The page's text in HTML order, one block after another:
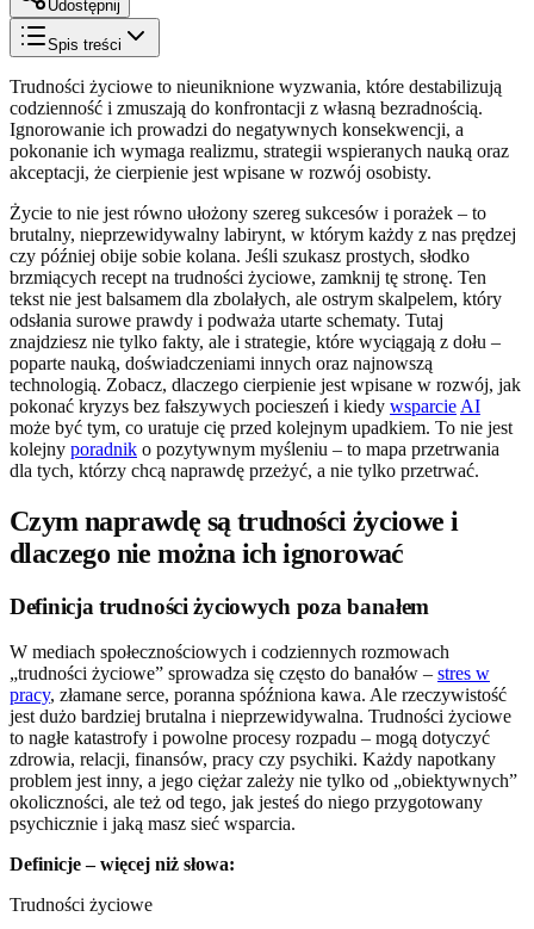
Udostępnij
Spis treści
Trudności życiowe to nieuniknione wyzwania, które destabilizują
codzienność i zmuszają do konfrontacji z własną bezradnością.
Ignorowanie ich prowadzi do negatywnych konsekwencji, a
pokonanie ich wymaga realizmu, strategii wspieranych nauką oraz
akceptacji, że cierpienie jest wpisane w rozwój osobisty.
Życie to nie jest równo ułożony szereg sukcesów i porażek – to
brutalny, nieprzewidywalny labirynt, w którym każdy z nas prędzej
czy później obije sobie kolana. Jeśli szukasz prostych, słodko
brzmiących recept na trudności życiowe, zamknij tę stronę. Ten
tekst nie jest balsamem dla zbolałych, ale ostrym skalpelem, który
odsłania surowe prawdy i podważa utarte schematy. Tutaj
znajdziesz nie tylko fakty, ale i strategie, które wyciągają z dołu –
poparte nauką, doświadczeniami innych oraz najnowszą
technologią. Zobacz, dlaczego cierpienie jest wpisane w rozwój, jak
pokonać kryzys bez fałszywych pocieszeń i kiedy wsparcie AI
może być tym, co uratuje cię przed kolejnym upadkiem. To nie jest
kolejny poradnik o pozytywnym myśleniu – to mapa przetrwania
dla tych, którzy chcą naprawdę przeżyć, a nie tylko przetrwać.
Czym naprawdę są trudności życiowe i
dlaczego nie można ich ignorować
Definicja trudności życiowych poza banałem
W mediach społecznościowych i codziennych rozmowach
„trudności życiowe” sprowadza się często do banałów – stres w
pracy, złamane serce, poranna spóźniona kawa. Ale rzeczywistość
jest dużo bardziej brutalna i nieprzewidywalna. Trudności życiowe
to nagłe katastrofy i powolne procesy rozpadu – mogą dotyczyć
zdrowia, relacji, finansów, pracy czy psychiki. Każdy napotkany
problem jest inny, a jego ciężar zależy nie tylko od „obiektywnych”
okoliczności, ale też od tego, jak jesteś do niego przygotowany
psychicznie i jaką masz sieć wsparcia.
Definicje – więcej niż słowa:
Trudności życiowe